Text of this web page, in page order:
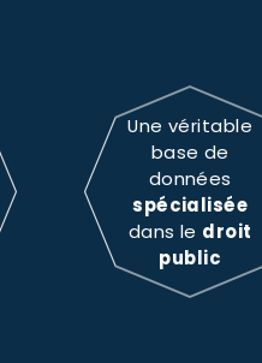
Une véritable
base de
données
spécialisée
dans le droit
public